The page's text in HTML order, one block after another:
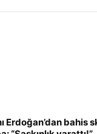
Erdoğan’dan bahis